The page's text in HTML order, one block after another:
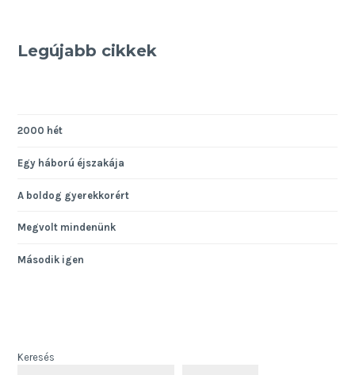
Legújabb cikkek
2000 hét
Egy háború éjszakája
A boldog gyerekkorért
Megvolt mindenünk
Második igen
Keresés